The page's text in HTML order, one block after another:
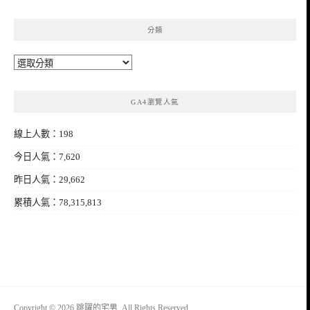
分類
分
GA4瀏覽人氣
線上人數：198
今日人氣：7,620
昨日人氣：29,662
累積人氣：78,315,813
Copyright © 2026 跳躍的宅男. All Rights Reserved.